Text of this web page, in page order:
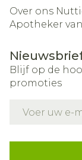
Over ons
Apotheker
Blijf op de
promoties